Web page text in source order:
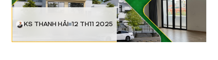
KS THANH HẢI 12 TH11 2025